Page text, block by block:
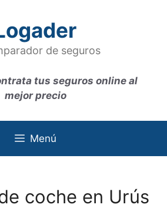
de seguros
tus seguros online al
mejor precio
Menú
coche en Urús